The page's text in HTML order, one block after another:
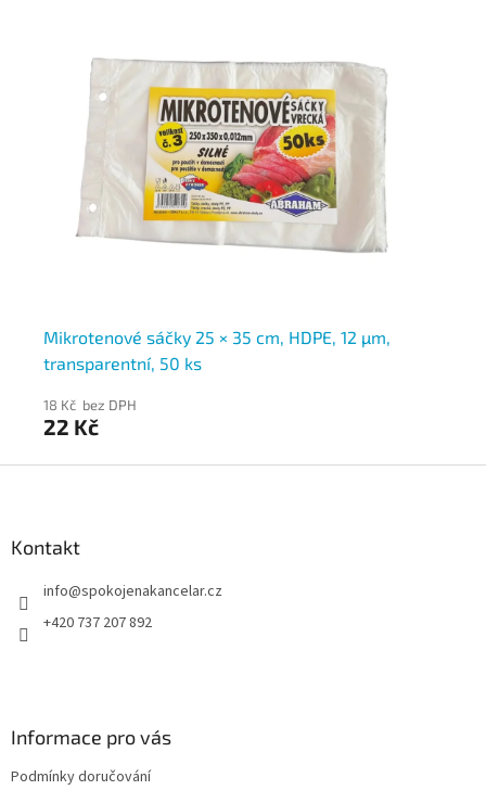
Mikrotenové sáčky 25 × 35 cm, HDPE, 12 µm,
transparentní, 50 ks
18 Kč bez DPH
22 Kč
Kontakt
info@spokojenakancelar.cz
+420 737 207 892
Informace pro vás
Podmínky doručování